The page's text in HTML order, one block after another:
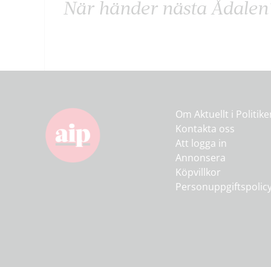
När händer nästa
Om Aktuellt i
Kontakta oss
Att logga in
Annonsera
Köpvillkor